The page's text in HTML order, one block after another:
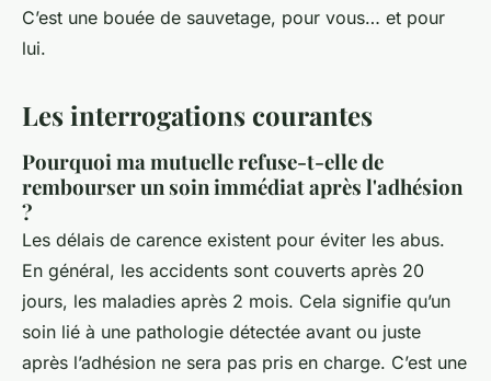
C’est une bouée de sauvetage, pour vous… et pour
lui.
Les interrogations courantes
Pourquoi ma mutuelle refuse-t-elle de
rembourser un soin immédiat après l'adhésion
?
Les délais de carence existent pour éviter les abus.
En général, les accidents sont couverts après 20
jours, les maladies après 2 mois. Cela signifie qu’un
soin lié à une pathologie détectée avant ou juste
après l’adhésion ne sera pas pris en charge. C’est une